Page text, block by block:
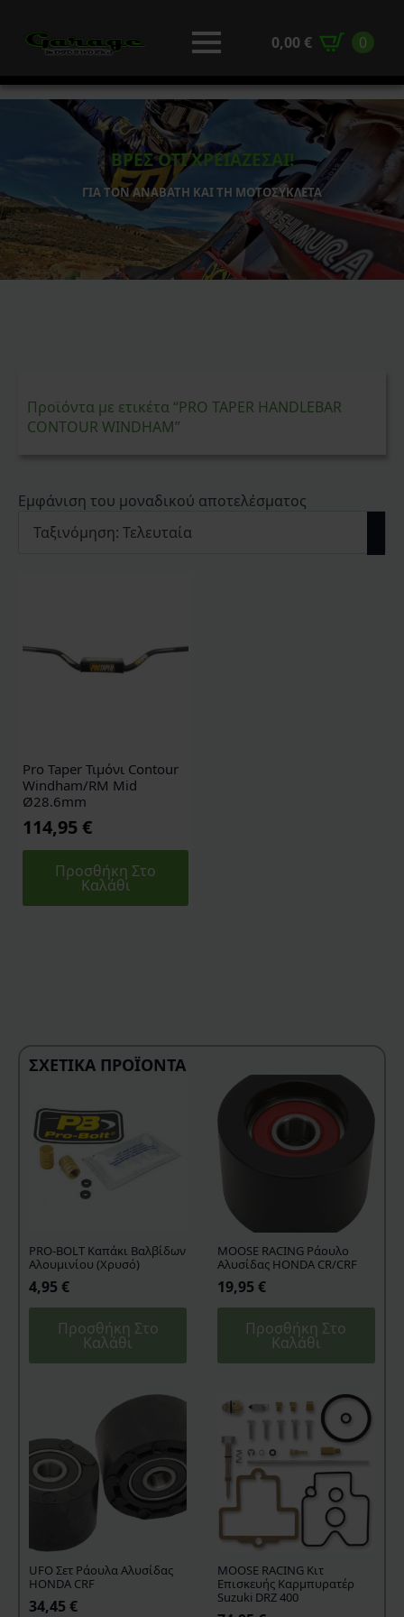
0,00 € 0
ΒΡΕΣ ΟΤΙ ΧΡΕΙΑΖΕΣΑΙ!
ΓΙΑ ΤΟΝ ΑΝΑΒΑΤΗ ΚΑΙ ΤΗ ΜΟΤΟΣΥΚΛΕΤΑ
Προϊόντα με ετικέτα “PRO TAPER HANDLEBAR
CONTOUR WINDHAM”
Εμφάνιση του μοναδικού αποτελέσματος
Pro Taper Τιμόνι Contour
Windham/RM Mid
Ø28.6mm
114,95 €
Προσθήκη Στο
Καλάθι
ΣΧΕΤΙΚΆ ΠΡΟΪΌΝΤΑ
PRO-BOLT Καπάκι Βαλβίδων
Αλουμινίου (Χρυσό)
4,95 €
Προσθήκη Στο
Καλάθι
MOOSE RACING Ράουλο
Αλυσίδας HONDA CR/CRF
19,95 €
Προσθήκη Στο
Καλάθι
UFO Σετ Ράουλα Αλυσίδας
HONDA CRF
34,45 €
MOOSE RACING Κιτ
Επισκευής Καρμπυρατέρ
Suzuki DRZ 400